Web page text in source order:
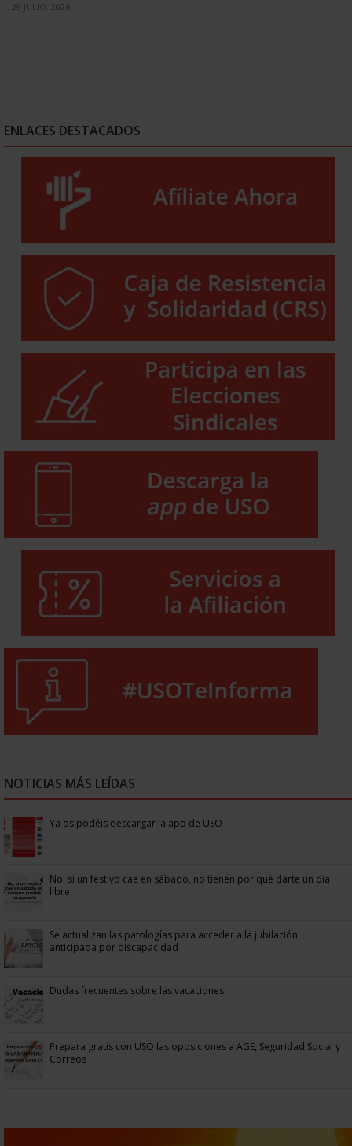
29 JULIO, 2026
ENLACES DESTACADOS
NOTICIAS MÁS LEÍDAS
Ya os podéis descargar la app de USO
No: si un festivo cae en sábado, no tienen por qué darte un día
libre
Se actualizan las patologías para acceder a la jubilación
anticipada por discapacidad
Dudas frecuentes sobre las vacaciones
Prepara gratis con USO las oposiciones a AGE, Seguridad Social y
Correos